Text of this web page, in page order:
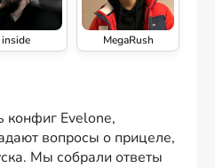
inside MegaRush
конфиг Evelone,
вопросы о прицеле,
Мы собрали ответы